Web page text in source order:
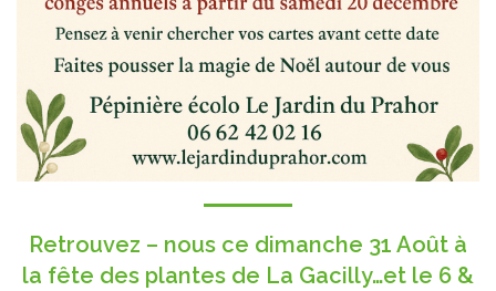
Retrouvez – nous ce dimanche 31 Août à
la fête des plantes de La Gacilly…et le 6 &